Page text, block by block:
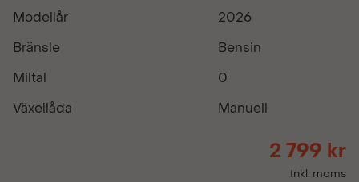
Modellår
2026
Bränsle
Bensin
Miltal
0
Växellåda
Manuell
2 799 kr
Inkl. moms